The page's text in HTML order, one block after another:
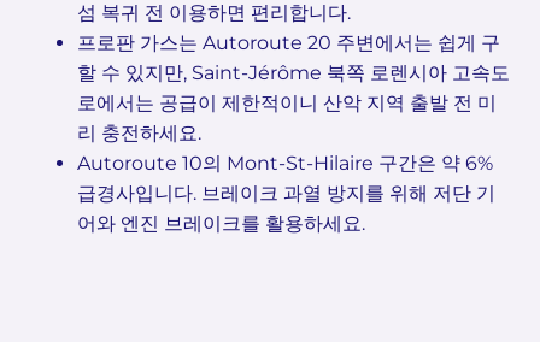
섬 복귀 전 이용하면 편리합니다.
프로판 가스는 Autoroute 20 주변에서는 쉽게 구
할 수 있지만, Saint-Jérôme 북쪽 로렌시아 고속도
로에서는 공급이 제한적이니 산악 지역 출발 전 미
리 충전하세요.
Autoroute 10의 Mont-St-Hilaire 구간은 약 6%
급경사입니다. 브레이크 과열 방지를 위해 저단 기
어와 엔진 브레이크를 활용하세요.